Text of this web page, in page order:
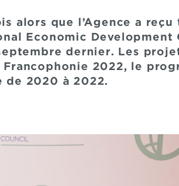
alors que l’Agence a
Economic Development
dernier. Les
2022, le
de 2020 à 2022.